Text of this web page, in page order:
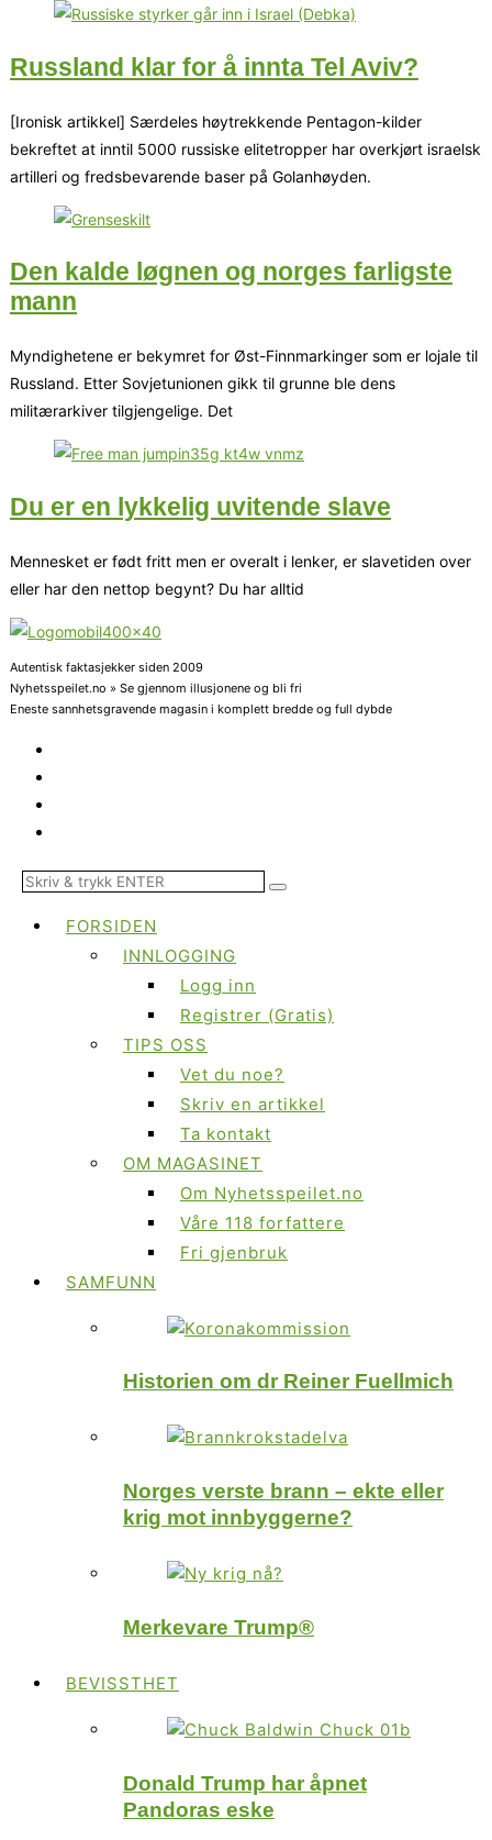
Russland klar for å innta Tel Aviv?
[Ironisk artikkel] Særdeles høytrekkende Pentagon-kilder
bekreftet at inntil 5000 russiske elitetropper har overkjørt israelsk
artilleri og fredsbevarende baser på Golanhøyden.
Den kalde løgnen og norges farligste
mann
Myndighetene er bekymret for Øst-Finnmarkinger som er lojale til
Russland. Etter Sovjetunionen gikk til grunne ble dens
militærarkiver tilgjengelige. Det
Du er en lykkelig uvitende slave
Mennesket er født fritt men er overalt i lenker, er slavetiden over
eller har den nettop begynt? Du har alltid
Autentisk faktasjekker siden 2009
Nyhetsspeilet.no » Se gjennom illusjonene og bli fri
Eneste sannhetsgravende magasin i komplett bredde og full dybde
FORSIDEN
INNLOGGING
Logg inn
Registrer (Gratis)
TIPS OSS
Vet du noe?
Skriv en artikkel
Ta kontakt
OM MAGASINET
Om Nyhetsspeilet.no
Våre 118 forfattere
Fri gjenbruk
SAMFUNN
Historien om dr Reiner Fuellmich
Norges verste brann – ekte eller
krig mot innbyggerne?
Merkevare Trump®
BEVISSTHET
Donald Trump har åpnet
Pandoras eske